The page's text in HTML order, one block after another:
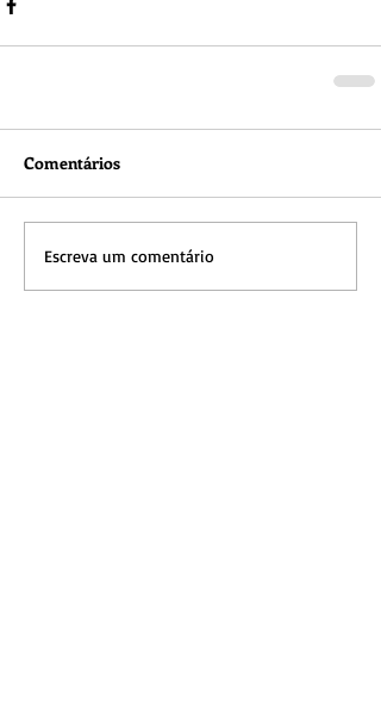
Comentários
Escreva um comentário